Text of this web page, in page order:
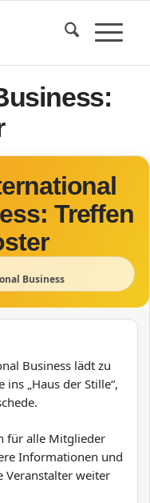
Treffen
Business
Business lädt zu
„Haus der Stille“,
für alle Mitglieder
Informationen und
Veranstalter weiter